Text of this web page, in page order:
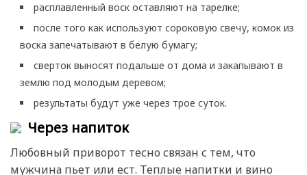
расплавленный воск оставляют на тарелке;
после того как используют сороковую свечу, комок из
воска запечатывают в белую бумагу;
сверток выносят подальше от дома и закапывают в
землю под молодым деревом;
результаты будут уже через трое суток.
Через напиток
Любовный приворот тесно связан с тем, что
мужчина пьет или ест. Теплые напитки и вино